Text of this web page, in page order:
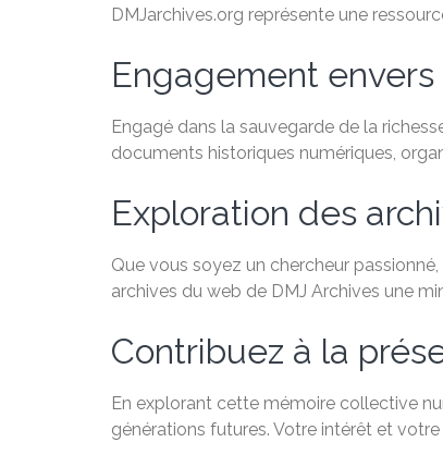
DMJarchives.org représente une
Engagement
Engagé dans la sauvegarde de la
documents historiques numériques,
Exploration des
Que vous soyez un chercheur
archives du web de DMJ Archives une
Contribuez à la
En explorant cette mémoire collective
générations futures. Votre intérêt et